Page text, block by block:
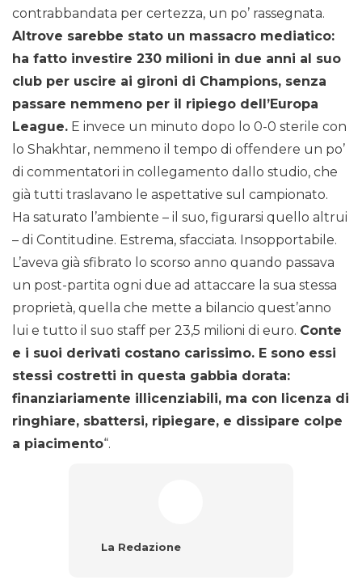
contrabbandata per certezza, un po’ rassegnata.
Altrove sarebbe stato un massacro mediatico:
ha fatto investire 230 milioni in due anni al suo
club per uscire ai gironi di Champions, senza
passare nemmeno per il ripiego dell’Europa
League. E invece un minuto dopo lo 0-0 sterile con
lo Shakhtar, nemmeno il tempo di offendere un po’
di commentatori in collegamento dallo studio, che
già tutti traslavano le aspettative sul campionato.
Ha saturato l’ambiente – il suo, figurarsi quello altrui
– di Contitudine. Estrema, sfacciata. Insopportabile.
L’aveva già sfibrato lo scorso anno quando passava
un post-partita ogni due ad attaccare la sua stessa
proprietà, quella che mette a bilancio quest’anno
lui e tutto il suo staff per 23,5 milioni di euro. Conte
e i suoi derivati costano carissimo. E sono essi
stessi costretti in questa gabbia dorata:
finanziariamente illicenziabili, ma con licenza di
ringhiare, sbattersi, ripiegare, e dissipare colpe
a piacimento“.
La Redazione